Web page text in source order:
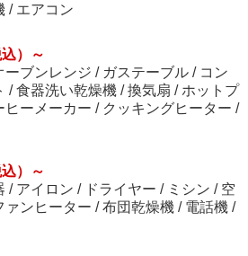
/ エアコン
）～
ブンレンジ / ガステーブル / コン
/ 食器洗い乾燥機 / 換気扇 / ホットプ
ヒーメーカー / クッキングヒーター /
）～
/ アイロン / ドライヤー / ミシン / 空
ンヒーター / 布団乾燥機 / 電話機 /